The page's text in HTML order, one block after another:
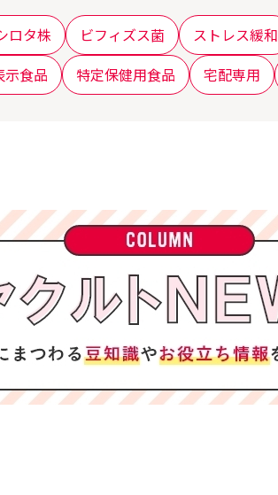
ロタ株 ビフィズス菌 ストレス緩和
示食品
特定保健用食品 宅配専用